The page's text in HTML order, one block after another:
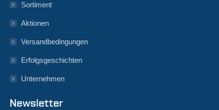
Sortiment
Aktionen
Versandbedingungen
Erfolgsgeschichten
Unternehmen
Newsletter